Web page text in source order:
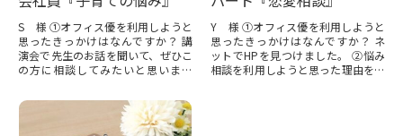
S 様 ①オフィス優を利用しようと
思ったきっかけはなんですか？ 講
演会で先生のお話を聞いて、ぜひこ
の方に相談してみたいと思いまし
った理由を...
Y 様 ①オフィス優を利用しようと
思ったきっかけはなんですか？ ネ
ットでHPを見つけました。 ②悩み
相談を利用しようと思った理由を教